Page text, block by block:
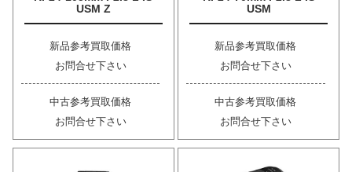
USM Z
新品参考買取価格
お問合せ下さい
中古参考買取価格
お問合せ下さい
USM
新品参考買取価格
お問合せ下さい
中古参考買取価格
お問合せ下さい